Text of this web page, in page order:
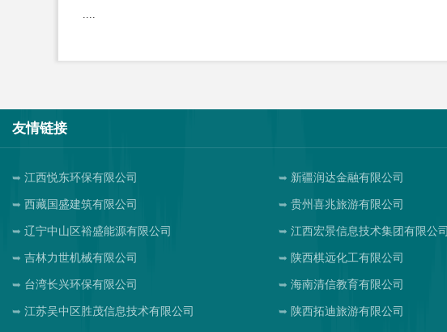
....
友情链接
江西悦东环保有限公司 新疆润达金融有限公司
西藏国盛建筑有限公司 贵州喜兆旅游有限公司
辽宁中山区裕盛能源有限公司 江西宏景信息技术集团有限公司
吉林力世机械有限公司 陕西棋远化工有限公司
台湾长兴环保有限公司 海南清信教育有限公司
江苏吴中区胜茂信息技术有限公司 陕西拓迪旅游有限公司